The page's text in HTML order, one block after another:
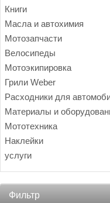
Книги
Масла и автохимия
Мотозапчасти
Велосипеды
Мотоэкипировка
Грили Weber
Расходники для
Материалы и
Мототехника
Наклейки
услуги
Фильтр